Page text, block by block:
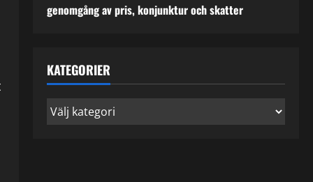
genomgång av pris, konjunktur och skatter
KATEGORIER
Kategorier